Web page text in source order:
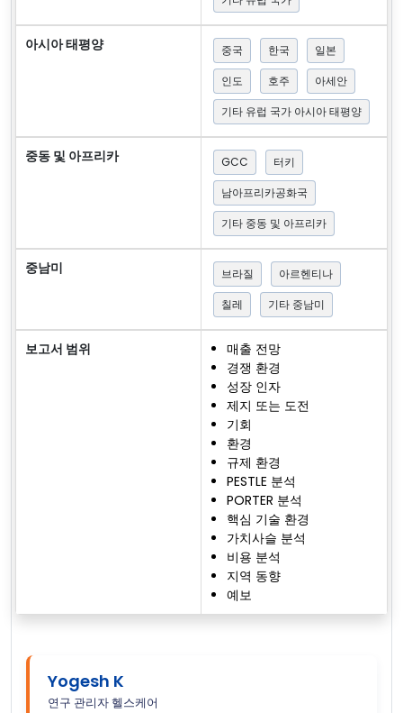
아시아 태평양 중국 한국
일본
인도
호주
아세안
기타 유럽 국가 아시아 태평양
중동 및 아프리카 GCC
터키
남아프리카공화국
기타 중동 및 아프리카
중남미 브라질
아르헨티나
칠레
기타 중남미
보고서 범위
매출 전망
경쟁 환경
성장 인자
제지 또는 도전
기회
환경
규제 환경
PESTLE 분석
PORTER 분석
핵심 기술 환경
가치사슬 분석
비용 분석
지역 동향
예보
Yogesh K
연구 관리자 헬스케어